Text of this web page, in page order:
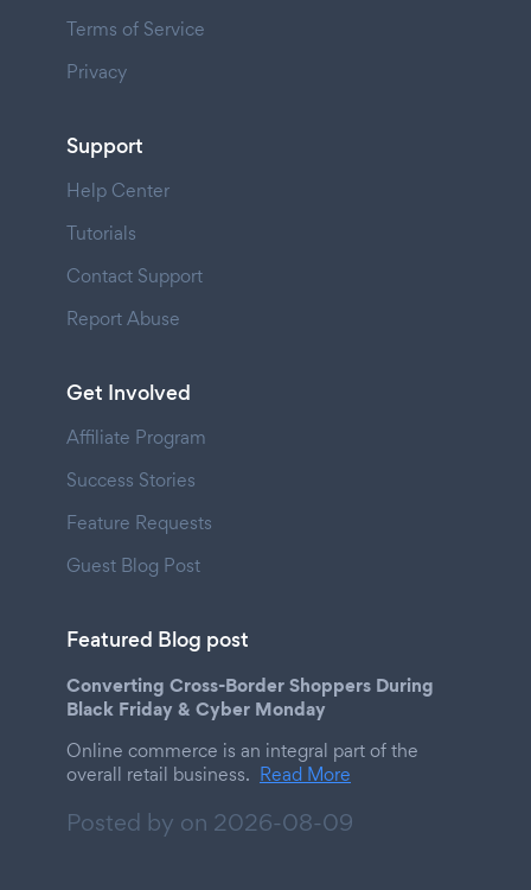
Terms of Service
Privacy
Support
Help Center
Tutorials
Contact Support
Report Abuse
Get Involved
Affiliate Program
Success Stories
Feature Requests
Guest Blog Post
Featured Blog post
Converting Cross-Border Shoppers During
Black Friday & Cyber Monday
Online commerce is an integral part of the
overall retail business. Read More
Posted by on 2026-08-09